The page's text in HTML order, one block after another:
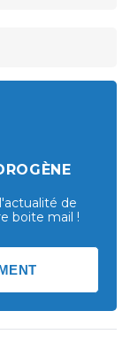
de
boite mail !